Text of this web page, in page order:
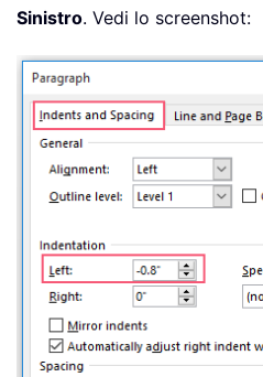
Sinistro. Vedi lo screenshot: